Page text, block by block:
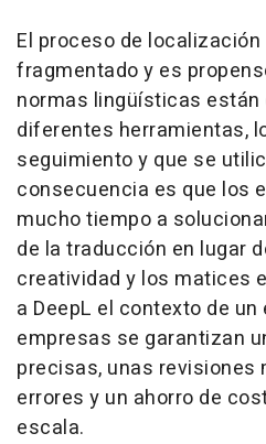
El proceso de
fragmentado y es
normas lingüísticas
diferentes herramientas,
seguimiento y que se
consecuencia es que los
mucho tiempo a
de la traducción en lugar
creatividad y los matices
a DeepL el contexto de
empresas se garantizan
precisas, unas revisiones
errores y un ahorro de
escala.